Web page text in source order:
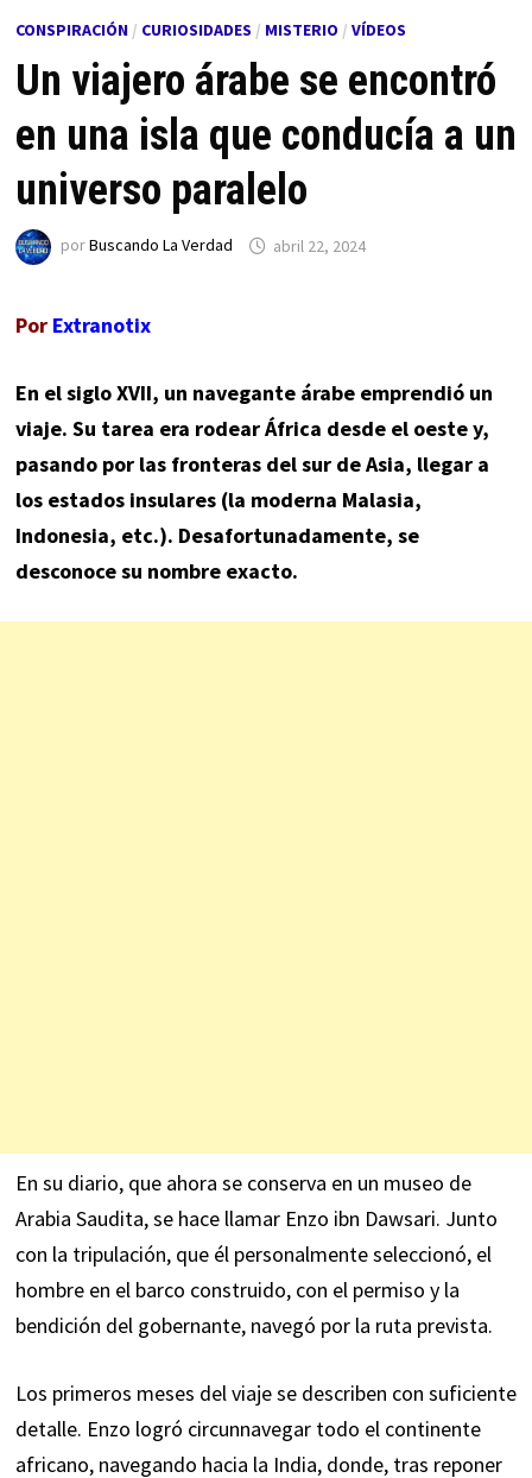
CONSPIRACIÓN/ CURIOSIDADES / MISTERIO / VÍDEOS
Un viajero árabe se encontró
en una isla que conducía a un
universo paralelo
porBuscando La Verdad abril 22, 2024
Por Extranotix
En el siglo XVII, un navegante árabe emprendió un
viaje. Su tarea era rodear África desde el oeste y,
pasando por las fronteras del sur de Asia, llegar a
los estados insulares (la moderna Malasia,
Indonesia, etc.). Desafortunadamente, se
desconoce su nombre exacto.
En su diario, que ahora se conserva en un museo de
Arabia Saudita, se hace llamar Enzo ibn Dawsari. Junto
con la tripulación, que él personalmente seleccionó, el
hombre en el barco construido, con el permiso y la
bendición del gobernante, navegó por la ruta prevista.
Los primeros meses del viaje se describen con suficiente
detalle. Enzo logró circunnavegar todo el continente
africano, navegando hacia la India, donde, tras reponer